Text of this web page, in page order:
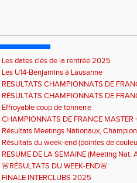
Les dates clés de la rentrée 2025
Les U14-Benjamins à Lausanne
RESULTATS CHAMPIONNATS DE
RÉSULTATS CHAMPIONNATS DE
Effroyable coup de tonnerre
CHAMPIONNATS DE FRANCE MASTER
(INTER)NATIONAUX ET COMPETITIONS
Résultats Meetings Nationaux,
Zone Alpes CJESV
Résultats du week-end (pointes de
RESUME DE LA SEMAINE (Meeting
régionaux et départementaux)
🚨RÉSULTATS DU WEEK-END🚨
FINALE INTERCLUBS 2025